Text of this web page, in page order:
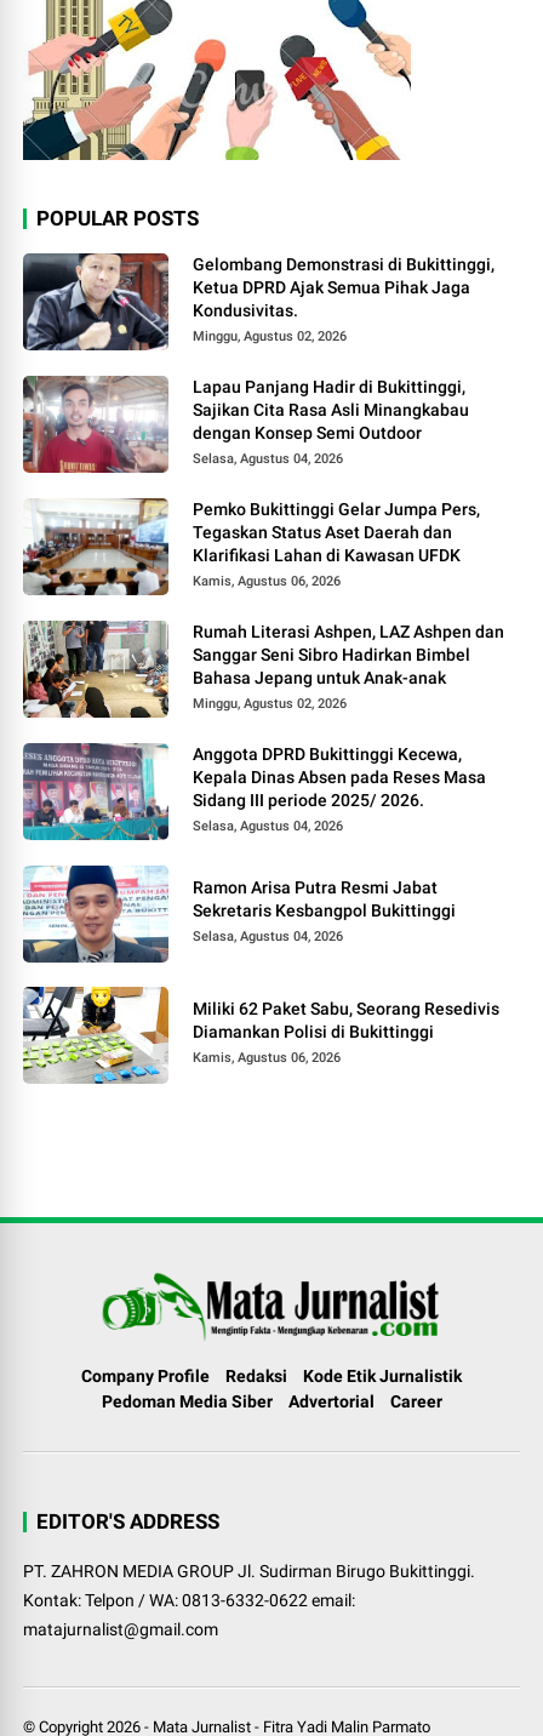
POPULAR POSTS
Gelombang Demonstrasi di Bukittinggi,
Ketua DPRD Ajak Semua Pihak Jaga
Kondusivitas.
Minggu, Agustus 02, 2026
Lapau Panjang Hadir di Bukittinggi,
Sajikan Cita Rasa Asli Minangkabau
dengan Konsep Semi Outdoor
Selasa, Agustus 04, 2026
Pemko Bukittinggi Gelar Jumpa Pers,
Tegaskan Status Aset Daerah dan
Klarifikasi Lahan di Kawasan UFDK
Kamis, Agustus 06, 2026
Rumah Literasi Ashpen, LAZ Ashpen dan
Sanggar Seni Sibro Hadirkan Bimbel
Bahasa Jepang untuk Anak-anak
Minggu, Agustus 02, 2026
Anggota DPRD Bukittinggi Kecewa,
Kepala Dinas Absen pada Reses Masa
Sidang III periode 2025/ 2026.
Selasa, Agustus 04, 2026
Ramon Arisa Putra Resmi Jabat
Sekretaris Kesbangpol Bukittinggi
Selasa, Agustus 04, 2026
Miliki 62 Paket Sabu, Seorang Resedivis
Diamankan Polisi di Bukittinggi
Kamis, Agustus 06, 2026
Company Profile Redaksi
Kode Etik Jurnalistik
Pedoman Media Siber
Advertorial Career
EDITOR'S ADDRESS
PT. ZAHRON MEDIA GROUP Jl. Sudirman Birugo Bukittinggi.
Kontak: Telpon / WA: 0813-6332-0622 email:
matajurnalist@gmail.com
© Copyright2026 - Mata Jurnalist - Fitra Yadi Malin Parmato